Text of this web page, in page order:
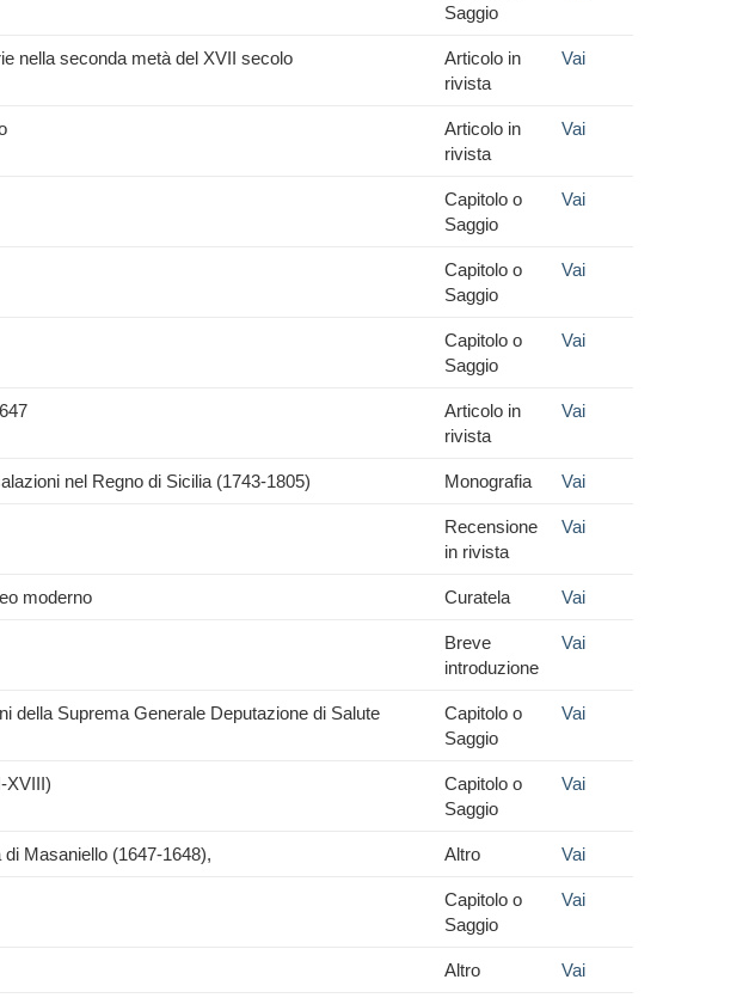
Saggio
nella seconda metà del XVII secolo
Articolo in
rivista
Vai
Articolo in
rivista
Vai
Capitolo o
Saggio
Vai
Capitolo o
Saggio
Vai
Capitolo o
Saggio
Vai
Articolo in
rivista
Vai
nel Regno di Sicilia (1743-1805) Monografia Vai
Recensione
in rivista
Vai
moderno Curatela Vai
Breve
introduzione
Vai
della Suprema Generale Deputazione di Salute
Capitolo o
Saggio
Vai
XVIII)
Capitolo o
Saggio
Vai
Masaniello (1647-1648), Altro Vai
Capitolo o
Saggio
Vai
Altro Vai